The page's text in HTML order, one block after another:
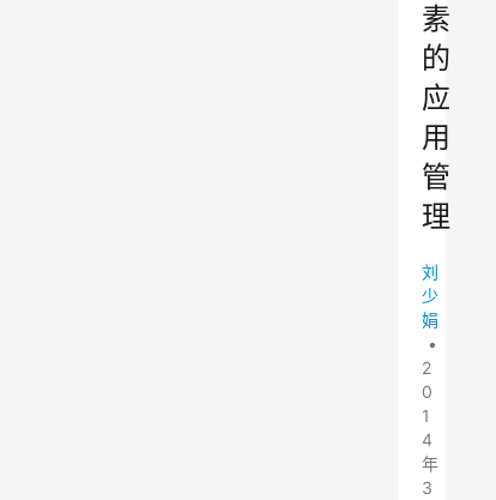
素
的
应
用
管
理
刘
少
娟
•
2
0
1
4
年
3